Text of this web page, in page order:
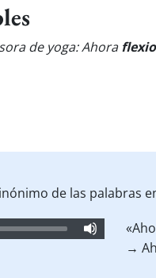
de yoga: Ahora
de las palabras
→